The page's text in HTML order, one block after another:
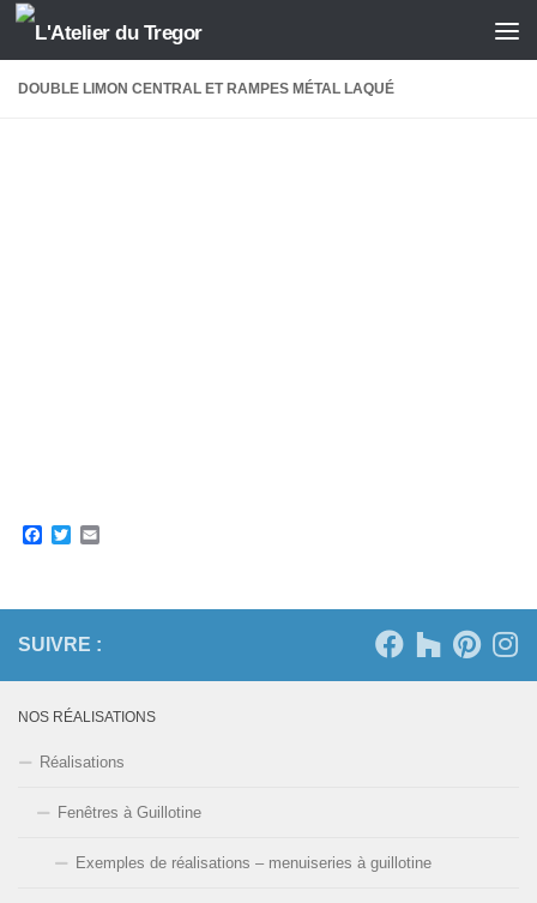
Skip to content
DOUBLE LIMON CENTRAL ET RAMPES MÉTAL LAQUÉ
Facebook
Twitter
SUIVRE :
NOS RÉALISATIONS
Réalisations
Fenêtres à Guillotine
Exemples de réalisations – menuiseries à guillotine